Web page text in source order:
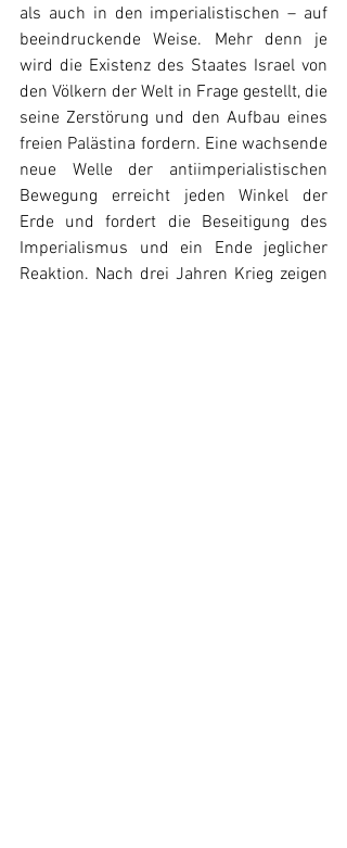
als auch in den imperialistischen – auf
beeindruckende Weise. Mehr denn je
wird die Existenz des Staates Israel von
den Völkern der Welt in Frage gestellt, die
seine Zerstörung und den Aufbau eines
freien Palästina fordern. Eine wachsende
neue Welle der antiimperialistischen
Bewegung erreicht jeden Winkel der
Erde und fordert die Beseitigung des
Imperialismus und ein Ende jeglicher
Reaktion. Nach drei Jahren Krieg zeigen